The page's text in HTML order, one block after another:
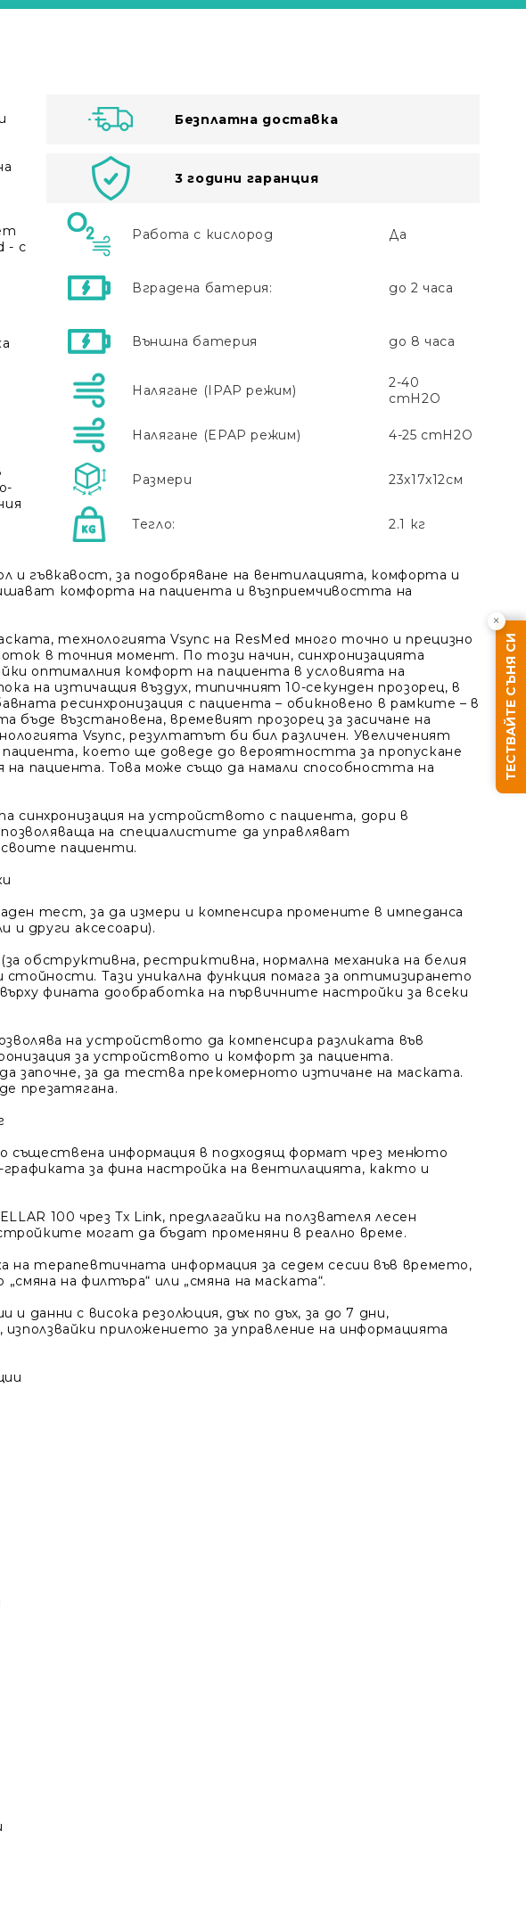
Ние ще се свържем с вас в рамките на работния
- с
Безплатна доставка
3 години гаранция
Работа с кислород Да
Вградена батерия: до 2 часа
Външна батерия до 8 часа
Налягане (IPAP режим)
2-40
cmH2O
Налягане (EPAP режим) 4-25 cmH2O
Размери 23x17x12см
Тегло: 2.1 кг
и гъвкавост, за подобряване на вентилацията, комфорта и
комфорта на пациента и възприемчивостта на
технологията Vsync на ResMed много точно и прецизно
в точния момент. По този начин, синхронизацията
оптималния комфорт на пациента в условията на
на изтичащия въздух, типичният 10-секунден прозорец, в
ресинхронизация с пациента – обикновено в рамките – в
възстановена, времевият прозорец за засичане на
Vsync, резултатът би бил различен. Увеличеният
което ще доведе до вероятността за пропускане
пациента. Това може също да намали способността на
синхронизация на устройството с пациента, дори в
на специалистите да управляват
пациенти.
тест, за да измери и компенсира промените в импеданса
други аксесоари).
обструктивна, рестриктивна, нормална механика на белия
Тази уникална функция помага за оптимизирането
фината дообработка на първичните настройки за всеки
на устройството да компенсира разликата във
за устройството и комфорт за пациента.
започне, за да тества прекомерното изтичане на маската.
презатягана.
съществена информация в подходящ формат чрез менюто
за фина настройка на вентилацията, както и
100 чрез Tx Link, предлагайки на ползвателя лесен
могат да бъдат променяни в реално време.
на терапевтичната информация за седем сесии във времето,
на филтъра“ или „смяна на маската“.
данни с висока резолюция, дъх по дъх, за до 7 дни,
приложението за управление на информацията
ТЕСТВАЙТЕ СЪНЯ СИ
×